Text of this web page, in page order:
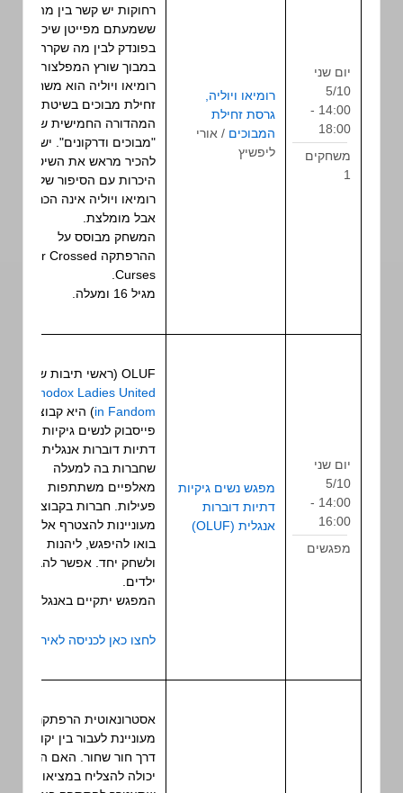
משחקים
רומיאו ויוליה,
גרסת זחילת
המבוכים/ אורי
ליפשיץ
רחוקות יש קשר בין מה
ששמעתם מפייטן שיכור
בפונדק לבין מה שקרה
במבוך שורץ המפלצות.
רומיאו ויוליה הוא משחק
זחילת מבוכים בשיטת
המהדורה החמישית של
"מבוכים ודרקונים". יש
להכיר מראש את השיטה.
היכרות עם הסיפור של
רומיאו ויוליה אינה הכרחית,
אבל מומלצת.
המשחק מבוסס על
ההרפתקה Star Crossed
מפגש נשים גיקיות
דתיות דוברות
אנגלית (OLUF)
Orthodox Ladies United
in Fandom) היא קבוצת
פייסבוק לנשים גיקיות
דתיות דוברות אנגלית,
שחברות בה למעלה
מאלפיים משתתפות
פעילות. חברות בקבוצה או
מעוניינות להצטרף אליה?
בואו להיפגש, ליהנות
ולשחק יחד. אפשר להביא
המפגש יתקיים באנגלית.
לחצו כאן לכניסה לאירוע
אסטרונאוטית הרפתקנית
מעוניינת לעבור בין יקומים
דרך חור שחור. האם היא
יכולה להצליח במציאות, או